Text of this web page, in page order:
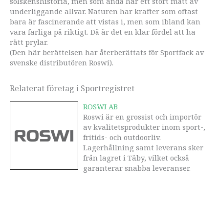
underliggande allvar. Naturen har krafter som oftast
bara är fascinerande att vistas i, men som ibland kan
vara farliga på riktigt. Då är det en klar fördel att ha
rätt prylar.
(Den här berättelsen har återberättats för Sportfack av
svenske distributören Roswi).
Relaterat företag i Sportregistret
ROSWI AB
Roswi är en grossist och importör
av kvalitetsprodukter inom sport-,
fritids- och outdoorliv.
Lagerhållning samt leverans sker
från lagret i Täby, vilket också
garanterar snabba leveranser.